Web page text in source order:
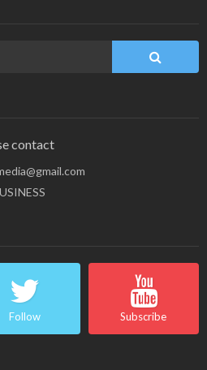
contact
Follow Subscribe